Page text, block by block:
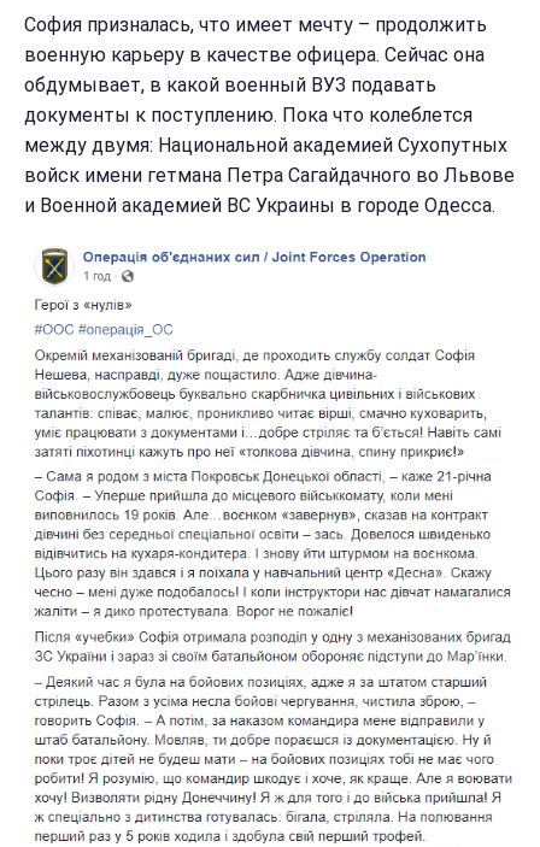
София призналась, что имеет мечту – продолжить
военную карьеру в качестве офицера. Сейчас она
обдумывает, в какой военный ВУЗ подавать
документы к поступлению. Пока что колеблется
между двумя: Национальной академией Сухопутных
войск имени гетмана Петра Сагайдачного во Львове
и Военной академией ВС Украины в городе Одесса.